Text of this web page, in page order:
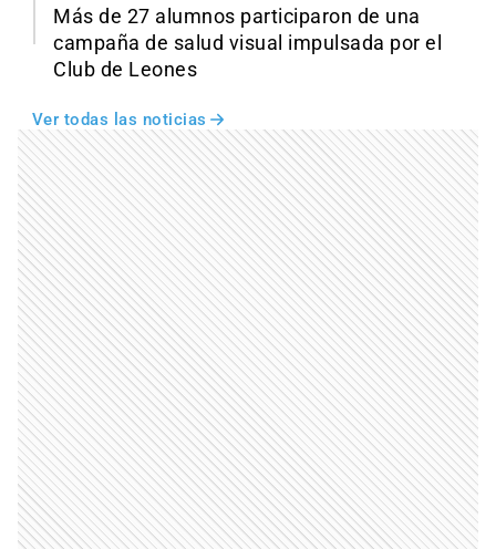
Más de 27 alumnos participaron de una
campaña de salud visual impulsada por el
Club de Leones
Ver todas las noticias